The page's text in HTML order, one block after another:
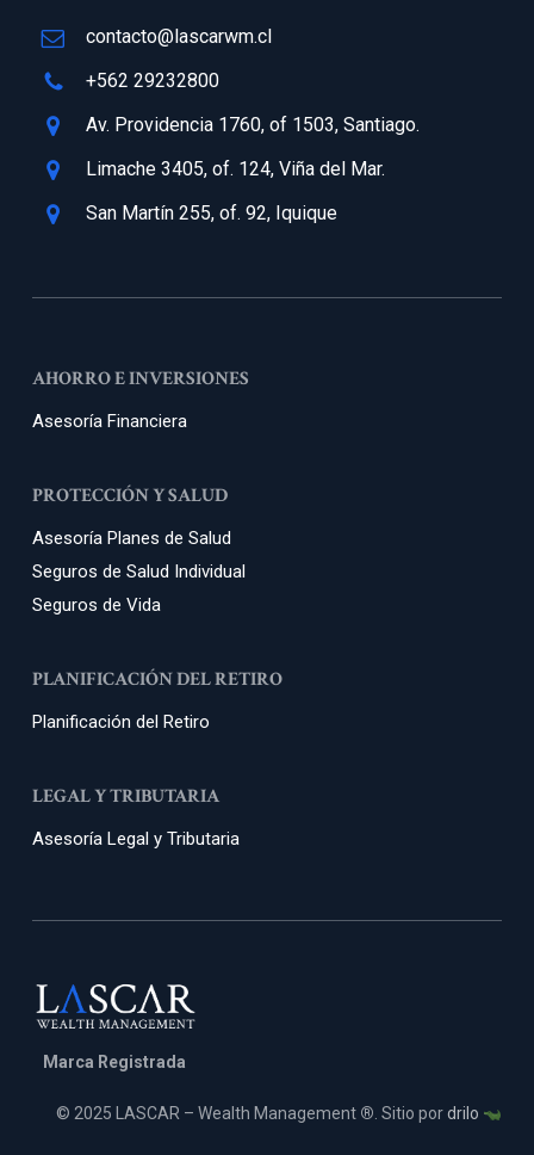
contacto@lascarwm.cl
+562 29232800
Av. Providencia 1760, of 1503, Santiago.
Limache 3405, of. 124, Viña del Mar.
San Martín 255, of. 92, Iquique
AHORRO E INVERSIONES
Asesoría Financiera
PROTECCIÓN Y SALUD
Asesoría Planes de Salud
Seguros de Salud Individual
Seguros de Vida
PLANIFICACIÓN DEL RETIRO
Planificación del Retiro
LEGAL Y TRIBUTARIA
Asesoría Legal y Tributaria
Marca Registrada
© 2025 LASCAR – Wealth Management ® . Sitio pordrilo